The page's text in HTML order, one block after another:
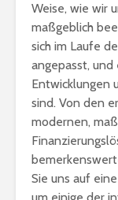
Weise, wie wir
maßgeblich
sich im Laufe
angepasst,
Entwicklungen
sind. Von den
modernen,
Sie uns auf